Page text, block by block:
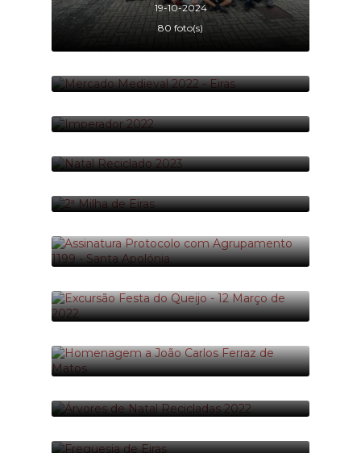
19-10-2024
80 foto(s)
30-04-2022
12-07-2022
16-12-2023
06-04-2024
20 foto(s)
AGRUPAMENTO 1199 - SANTA APOLÓNIA
25-08-2022
DE 2022
12-03-2022
MATOS
25-04-2022
5 foto(s)
12-12-2022